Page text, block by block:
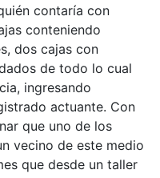
contaría con
conteniendo
dos cajas con
de todo lo cual
ingresando
actuante. Con
que uno de los
vecino de este medio
que desde un taller